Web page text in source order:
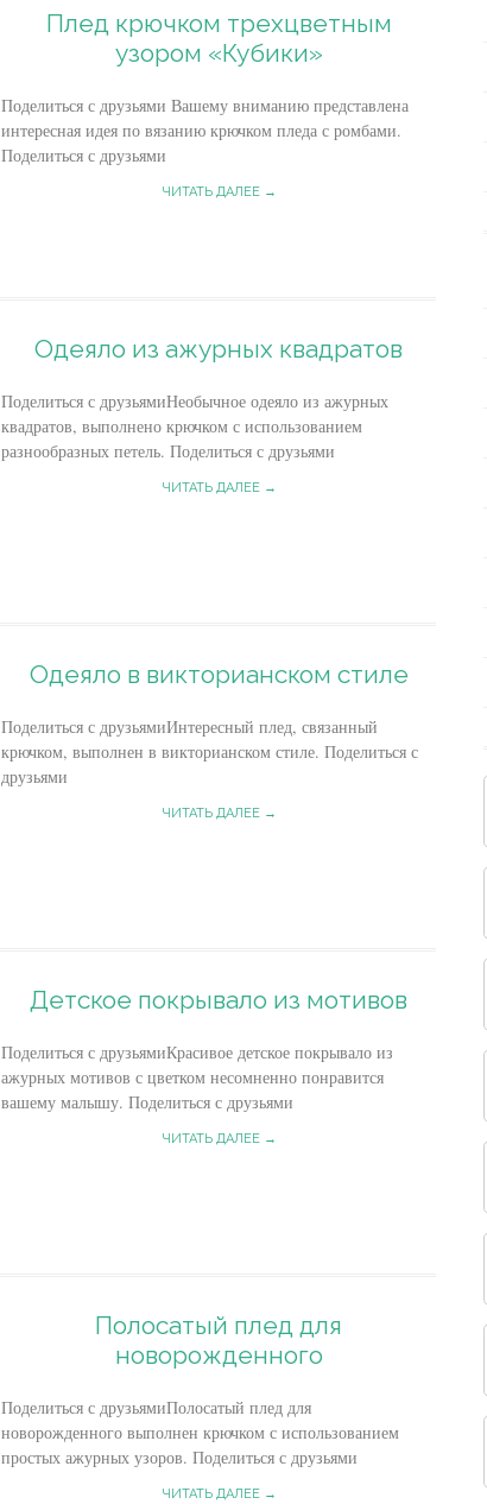
Плед крючком трехцветным
узором «Кубики»
Поделиться с друзьями Вашему вниманию представлена
интересная идея по вязанию крючком пледа с ромбами.
Поделиться с друзьями
ЧИТАТЬ ДАЛЕЕ →
Одеяло из ажурных квадратов
Поделиться с друзьямиНеобычное одеяло из ажурных
квадратов, выполнено крючком с использованием
разнообразных петель. Поделиться с друзьями
ЧИТАТЬ ДАЛЕЕ →
Одеяло в викторианском стиле
Поделиться с друзьямиИнтересный плед, связанный
крючком, выполнен в викторианском стиле. Поделиться с
друзьями
ЧИТАТЬ ДАЛЕЕ →
Детское покрывало из мотивов
Поделиться с друзьямиКрасивое детское покрывало из
ажурных мотивов с цветком несомненно понравится
вашему малышу. Поделиться с друзьями
ЧИТАТЬ ДАЛЕЕ →
Полосатый плед для
новорожденного
Поделиться с друзьямиПолосатый плед для
новорожденного выполнен крючком с использованием
простых ажурных узоров. Поделиться с друзьями
ЧИТАТЬ ДАЛЕЕ →